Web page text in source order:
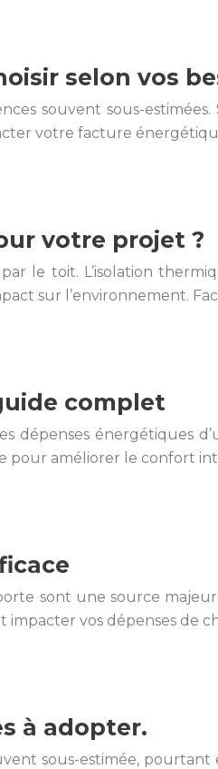
selon vos
souvent sous-
votre facture
votre projet ?
par le toit. L’isolation
sur l’environnement.
complet
dépenses énergétiques
pour améliorer le confort
sont une source
vos dépenses de
à adopter.
sous-estimée,